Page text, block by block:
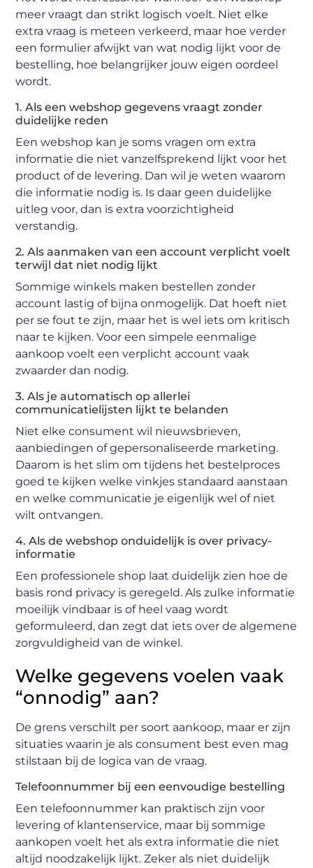
meer vraagt dan strikt logisch voelt. Niet elke
extra vraag is meteen verkeerd, maar hoe verder
een formulier afwijkt van wat nodig lijkt voor de
bestelling, hoe belangrijker jouw eigen oordeel
wordt.
1. Als een webshop gegevens vraagt zonder
duidelijke reden
Een webshop kan je soms vragen om extra
informatie die niet vanzelfsprekend lijkt voor het
product of de levering. Dan wil je weten waarom
die informatie nodig is. Is daar geen duidelijke
uitleg voor, dan is extra voorzichtigheid
verstandig.
2. Als aanmaken van een account verplicht voelt
terwijl dat niet nodig lijkt
Sommige winkels maken bestellen zonder
account lastig of bijna onmogelijk. Dat hoeft niet
per se fout te zijn, maar het is wel iets om kritisch
naar te kijken. Voor een simpele eenmalige
aankoop voelt een verplicht account vaak
zwaarder dan nodig.
3. Als je automatisch op allerlei
communicatielijsten lijkt te belanden
Niet elke consument wil nieuwsbrieven,
aanbiedingen of gepersonaliseerde marketing.
Daarom is het slim om tijdens het bestelproces
goed te kijken welke vinkjes standaard aanstaan
en welke communicatie je eigenlijk wel of niet
wilt ontvangen.
4. Als de webshop onduidelijk is over privacy-
informatie
Een professionele shop laat duidelijk zien hoe de
basis rond privacy is geregeld. Als zulke informatie
moeilijk vindbaar is of heel vaag wordt
geformuleerd, dan zegt dat iets over de algemene
zorgvuldigheid van de winkel.
Welke gegevens voelen vaak
“onnodig” aan?
De grens verschilt per soort aankoop, maar er zijn
situaties waarin je als consument best even mag
stilstaan bij de logica van de vraag.
Telefoonnummer bij een eenvoudige bestelling
Een telefoonnummer kan praktisch zijn voor
levering of klantenservice, maar bij sommige
aankopen voelt het als extra informatie die niet
altijd noodzakelijk lijkt. Zeker als niet duidelijk